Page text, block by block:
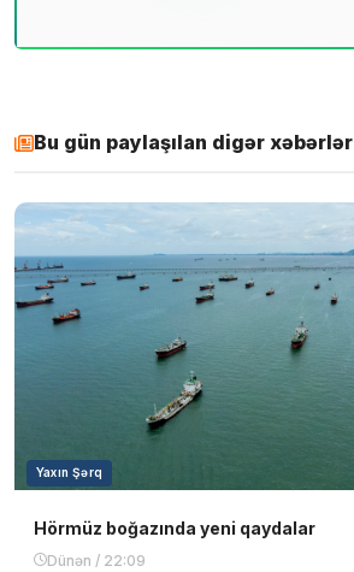
Bu gün paylaşılan digər xəbərlər
Yaxın Şərq
Hörmüz boğazında yeni qaydalar
Dünən / 22:09